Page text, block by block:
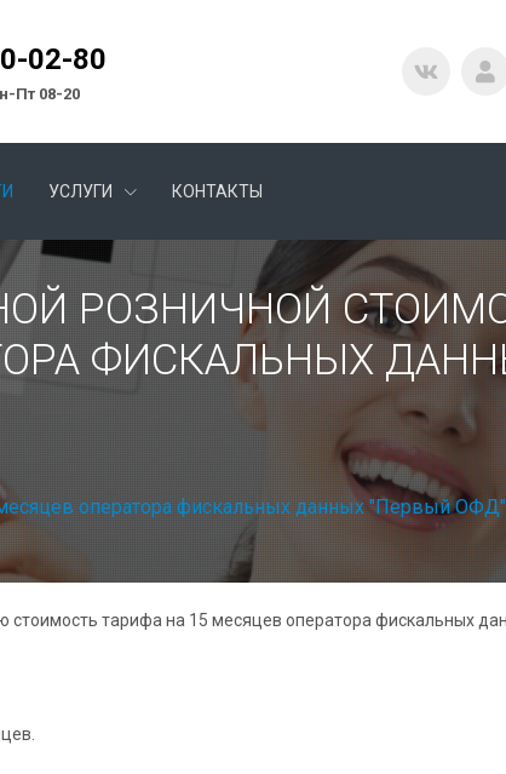
02-80
Пт 08-20
УСЛУГИ КОНТАКТЫ
РОЗНИЧНОЙ
ФИСКАЛЬНЫХ
оператора фискальных данных "Первый ОФД"
тарифа на 15 месяцев оператора фискальных